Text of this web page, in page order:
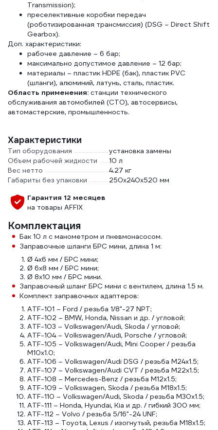
Transmission);
преселективные коробки передач
(роботизированная трансмиссия) (DSG – Direct Shift
Gearbox).
Доп. характеристики:
рабочее давление – 6 бар;
максимально допустимое давление – 12 бар;
материалы – пластик HDPE (бак), пластик PVC
(шланги), алюминий, латунь, сталь, пластик.
Область применения: станции технического
обслуживания автомобилей (СТО), автосервисы,
автомастерские, промышленность.
Характеристики
Тип оборудования
установка замены
Объем рабочей жидкости
10 л
Вес нетто
4.27 кг
Габариты без упаковки
250x240x520 мм
Гарантия 12 месяцев
на товары AFFIX
Комплектация
Бак 10 л с манометром и пневмонасосом.
Заправочные шланги БРС мини, длина 1 м:
Ø 4х6 мм / БРС мини;
Ø 6х8 мм / БРС мини;
Ø 8х10 мм / БРС мини.
Заправочный шланг БРС мини с вентилем, длина 1.5 м.
Комплект заправочных адаптеров:
ATF-101 – Ford / резьба 1/8"-27 NPT;
ATF-102 – BMW, Honda, Nissan и др. / угловой;
ATF-103 – Volkswagen/Audi, Skoda / угловой;
ATF-104 – Volkswagen/Audi, Porsche / угловой;
ATF-105 – Volkswagen/Audi, Mini Cooper / резьба
M10х1.0;
ATF-106 – Volkswagen/Audi DSG / резьба M24х1.5;
ATF-107 – Volkswagen/Audi CVT / резьба M22х1.5;
ATF-108 – Mercedes-Benz / резьба M12х1.5;
ATF-109 – Volkswagen, Skoda / резьба M18х1.5;
ATF-110 – Volkswagen/Audi, Skoda / резьба M30х1.5;
ATF-111 – Honda, Hyundai, Kia и др. / гибкий 300 мм;
ATF-112 – Volvo / резьба 5/16"-24 UNF;
ATF-113 – Toyota, Lexus / изогнутый, резьба M18х1.5;